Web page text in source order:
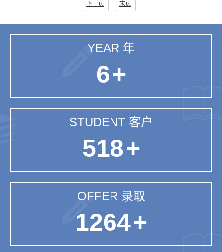
下一页 末页
YEAR 年
6+
STUDENT 客户
518+
OFFER 录取
1264+